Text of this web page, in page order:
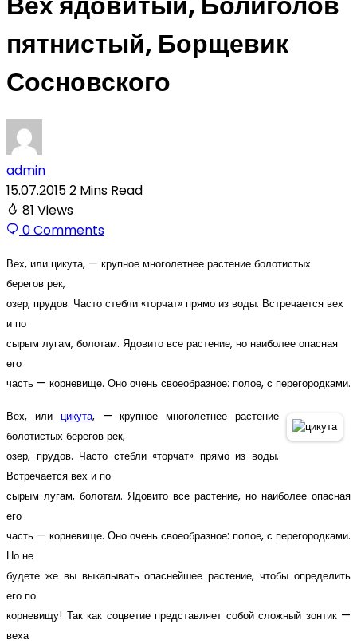
пятнистый, Борщевик
Сосновского
admin
15.07.20152 Mins Read
81 Views
0Comments
Вех, или цикута, — крупное многолетнее растение болотистых
берегов рек,
озер, прудов. Часто стебли «торчат» прямо из воды. Встречается вех
и по
сырым лугам, болотам. Ядовито все растение, но наиболее опасная
его
часть — корневище. Оно очень своеобразное: полое, с перегородками.
Вех, или цикута, — крупное многолетнее растение
болотистых берегов рек,
озер, прудов. Часто стебли «торчат» прямо из воды.
Встречается вех и по
сырым лугам, болотам. Ядовито все растение, но наиболее опасная
его
часть — корневище. Оно очень своеобразное: полое, с перегородками.
Но не
будете же вы выкапывать опаснейшее растение, чтобы определить
его по
корневищу! Так как соцветие представляет собой сложный зонтик —
веха